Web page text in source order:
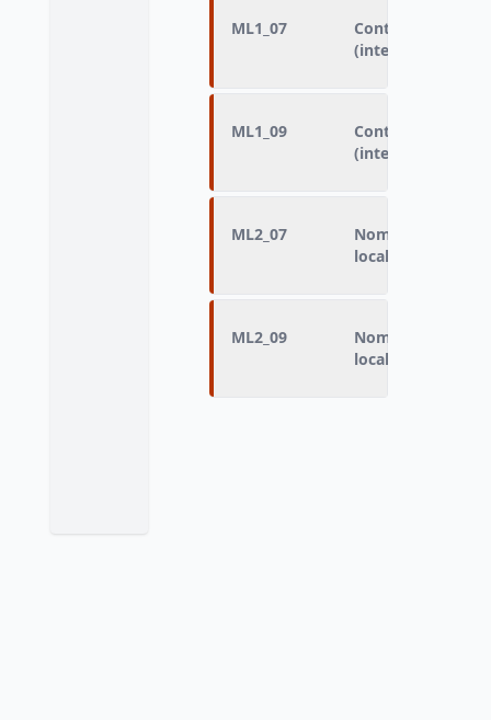
ML1_07
Contact avec la
(interrogation
ML1_09
Contact avec la
(interrogation
ML2_07
Nombre de
locale/PAIO
ML2_09
Nombre de
locale/PAIO